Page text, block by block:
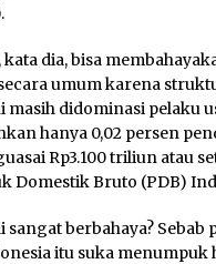
dia, bisa
umum karena
didominasi pelaku
hanya 0,02 persen
Rp3.100 triliun atau
Domestik Bruto (PDB)
sangat berbahaya?
itu suka menumpuk